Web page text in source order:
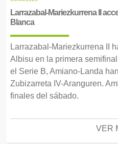
Larrazabal-Mariezkurrena II
Blanca
Larrazabal-Mariezkurrena II
Albisu en la primera
el Serie B, Amiano-Landa
Zubizarreta IV-Aranguren.
finales del sábado.
VER